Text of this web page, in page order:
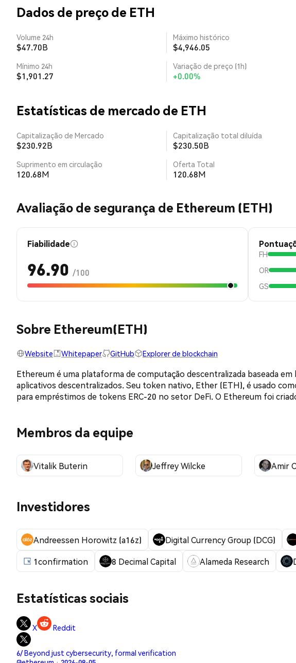
Dados de preço de ETH
Volume 24h
$47.70B
Máximo histórico
$4,946.05
Mínimo 24h
$1,901.27
Variação de preço (1h)
+0.00%
Estatísticas de mercado de ETH
Capitalização de Mercado
$230.92B
Capitalização total diluída
$230.50B
Suprimento em circulação
120.68M
Oferta Total
120.68M
Avaliação de segurança de Ethereum (ETH)
Fiabilidade
96.90 /100
FH
OR
GS
Sobre Ethereum(ETH)
Website Whitepaper GitHub Explorer de blockchain
Ethereum é uma plataforma de computação descentralizada baseada
aplicativos descentralizados. Seu token nativo, Ether (ETH), é usado
para empréstimos de tokens ERC-20 no setor DeFi. O Ethereum foi
Membros da equipe
Vitalik Buterin Jeffrey Wilcke Amir
Investidores
Andreessen Horowitz (a16z) Digital Currency Group (DCG)
1confirmation
8 Decimal Capital Alameda Research
Estatísticas sociais
X Reddit
6/ Beyond just cybersecurity, formal verification